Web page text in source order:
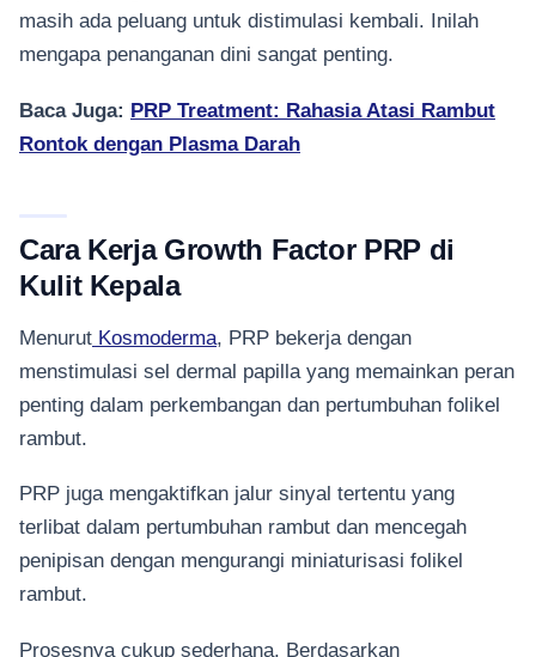
masih ada peluang untuk distimulasi kembali. Inilah
mengapa penanganan dini sangat penting.
Baca Juga: PRP Treatment: Rahasia Atasi Rambut
Rontok dengan Plasma Darah
Cara Kerja Growth Factor PRP di
Kulit Kepala
Menurut Kosmoderma, PRP bekerja dengan
menstimulasi sel dermal papilla yang memainkan peran
penting dalam perkembangan dan pertumbuhan folikel
rambut.
PRP juga mengaktifkan jalur sinyal tertentu yang
terlibat dalam pertumbuhan rambut dan mencegah
penipisan dengan mengurangi miniaturisasi folikel
rambut.
Prosesnya cukup sederhana. Berdasarkan